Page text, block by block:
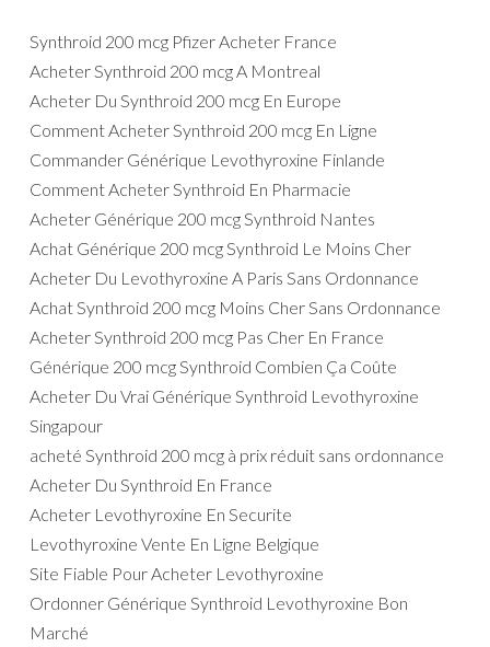
Synthroid 200 mcg Pfizer Acheter France
Acheter Synthroid 200 mcg A Montreal
Acheter Du Synthroid 200 mcg En Europe
Comment Acheter Synthroid 200 mcg En Ligne
Commander Générique Levothyroxine Finlande
Comment Acheter Synthroid En Pharmacie
Acheter Générique 200 mcg Synthroid Nantes
Achat Générique 200 mcg Synthroid Le Moins Cher
Acheter Du Levothyroxine A Paris Sans Ordonnance
Achat Synthroid 200 mcg Moins Cher Sans Ordonnance
Acheter Synthroid 200 mcg Pas Cher En France
Générique 200 mcg Synthroid Combien Ça Coûte
Acheter Du Vrai Générique Synthroid Levothyroxine
Singapour
acheté Synthroid 200 mcg à prix réduit sans ordonnance
Acheter Du Synthroid En France
Acheter Levothyroxine En Securite
Levothyroxine Vente En Ligne Belgique
Site Fiable Pour Acheter Levothyroxine
Ordonner Générique Synthroid Levothyroxine Bon
Marché